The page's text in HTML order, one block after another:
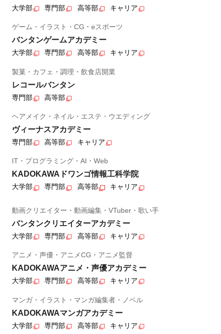
大学部 専門部 高等部 キャリア
ゲーム・イラスト・CG・eスポーツ
バンタンゲームアカデミー
大学部 専門部 高等部 キャリア
製菓・カフェ・調理・飲食店開業
レコールバンタン
専門部 高等部
ヘアメイク・ネイル・エステ・ウエディング
ヴィーナスアカデミー
専門部 高等部 キャリア
IT・プログラミング・AI・Web
KADOKAWAドワンゴ情報工科学院
大学部 専門部 高等部 キャリア
動画クリエイター・動画編集・VTuber・歌い手
バンタンクリエイターアカデミー
大学部 専門部 高等部 キャリア
アニメ・声優・アニメCG・アニメ監督
KADOKAWAアニメ・声優アカデミー
大学部 専門部 高等部 キャリア
マンガ・イラスト・マンガ編集者・ノベル
KADOKAWAマンガアカデミー
大学部 専門部 高等部 キャリア